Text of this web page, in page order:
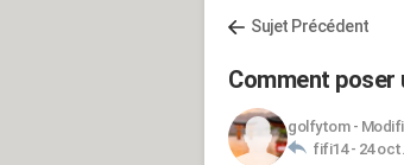
Sujet Précédent
Comment
golfytom-
fifi14 - 24